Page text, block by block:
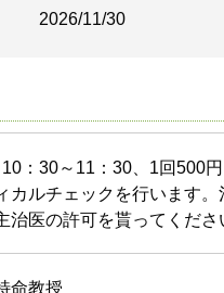
2026/11/30
：30～11：30、1回500
カルチェックを行います。
医の許可を貰ってくださ
命教授